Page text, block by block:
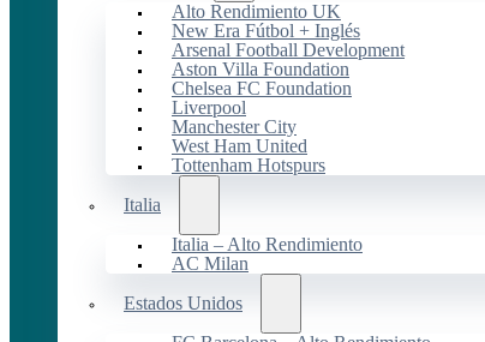
Alto Rendimiento UK
New Era Fútbol + Inglés
Arsenal Football Development
Aston Villa Foundation
Chelsea FC Foundation
Liverpool
Manchester City
West Ham United
Tottenham Hotspurs
Italia
Italia – Alto Rendimiento
AC Milan
Estados Unidos